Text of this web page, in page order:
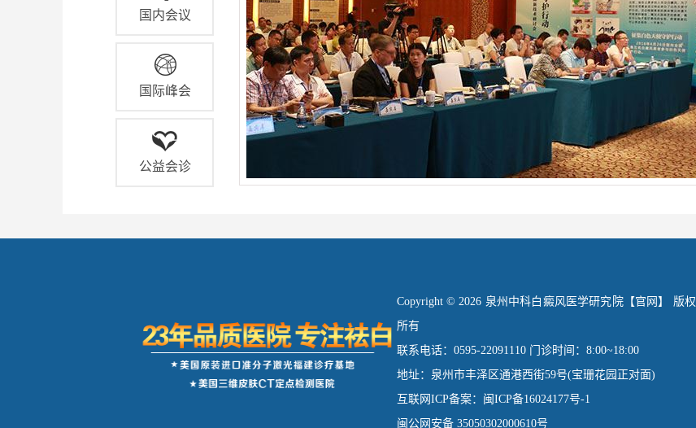
国内会议
国际峰会
公益会诊
Copyright © 2026 泉州中科白癜风医学研究院【官网】 版权
所有
联系电话：0595-22091110 门诊时间：8:00~18:00
地址：泉州市丰泽区通港西街59号(宝珊花园正对面)
互联网ICP备案：闽ICP备16024177号-1
闽公网安备 35050302000610号